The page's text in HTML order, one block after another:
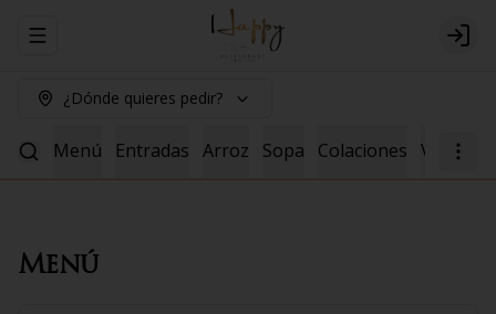
Abrir menu de navegación Login
¿Dónde quieres pedir?
Menú Entradas Arroz Sopa Colaciones Vacuno
Menú